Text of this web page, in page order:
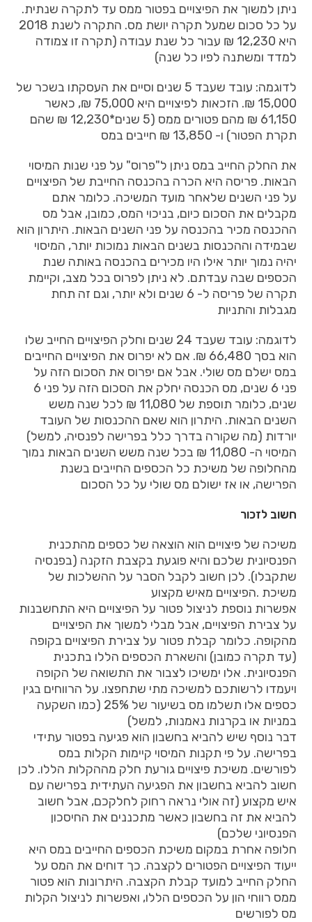
ניתן למשוך את הפיצויים בפטור ממס עד לתקרה שנתית.
על כל סכום שמעל תקרה יושת מס. התקרה לשנת 2018
היא 12,230 ₪ עבור כל שנת עבודה (תקרה זו צמודה
למדד ומשתנה לפיו כל שנה)
לדוגמה: עובד שעבד 5 שנים וסיים את העסקתו בשכר של
15,000 ₪. הזכאות לפיצויים היא 75,000 ₪, כאשר
61,150 ₪ מהם פטורים ממס (5 שנים*12,230 ₪ שהם
תקרת הפטור) ו- 13,850 ₪ חייבים במס
את החלק החייב במס ניתן ל"פרוס" על פני שנות המיסוי
הבאות. פריסה היא הכרה בהכנסה החייבת של הפיצויים
על פני השנים שלאחר מועד המשיכה. כלומר אתם
מקבלים את הסכום כיום, בניכוי המס, כמובן, אבל מס
ההכנסה מכיר בהכנסה על פני השנים הבאות. היתרון הוא
שבמידה וההכנסות בשנים הבאות נמוכות יותר, המיסוי
יהיה נמוך יותר אילו היו מכירים בהכנסה באותה שנת
הכספים שבה עבדתם. לא ניתן לפרוס בכל מצב, וקיימת
תקרה של פריסה ל- 6 שנים ולא יותר, וגם זה תחת
מגבלות והתניות
לדוגמה: עובד שעבד 24 שנים וחלק הפיצויים החייב שלו
הוא בסך 66,480 ₪. אם לא יפרוס את הפיצויים החייבים
במס ישלם מס שולי. אבל אם יפרוס את הסכום הזה על
פני 6 שנים, מס הכנסה יחלק את הסכום הזה על פני 6
שנים, כלומר תוספת של 11,080 ₪ לכל שנה משש
השנים הבאות. היתרון הוא שאם ההכנסות של העובד
יורדות (מה שקורה בדרך כלל בפרישה לפנסיה, למשל)
המיסוי ה- 11,080 ₪ בכל שנה משש השנים הבאות נמוך
מהחלופה של משיכת כל הכספים החייבים בשנת
הפרישה, או אז ישולם מס שולי על כל הסכום
חשוב לזכור
משיכה של פיצויים הוא הוצאה של כספים מהתכנית
הפנסיונית שלכם והיא פוגעת בקצבת הזקנה (בפנסיה
שתקבלו). לכן חשוב לקבל הסבר על ההשלכות של
משיכת .הפיצויים מאיש מקצוע
אפשרות נוספת לניצול פטור על הפיצויים היא התחשבנות
על צבירת הפיצויים, אבל מבלי למשוך את הפיצויים
מהקופה. כלומר קבלת פטור על צבירת הפיצויים בקופה
(עד תקרה כמובן) והשארת הכספים הללו בתכנית
הפנסיונית. אלו ימשיכו לצבור את התשואה של הקופה
ויעמדו לרשותכם למשיכה מתי שתחפצו. על הרווחים בגין
כספים אלו תשלמו מס בשיעור של 25% (כמו השקעה
במניות או בקרנות נאמנות, למשל)
דבר נוסף שיש להביא בחשבון הוא פגיעה בפטור עתידי
בפרישה. על פי תקנות המיסוי קיימות הקלות במס
לפורשים. משיכת פיצויים גורעת חלק מההקלות הללו. לכן
חשוב להביא בחשבון את הפגיעה העתידית בפרישה עם
איש מקצוע (זה אולי נראה רחוק לחלקכם, אבל חשוב
להביא את זה בחשבון כאשר מתכננים את החיסכון
הפנסיוני שלכם)
חלופה אחרת במקום משיכת הכספים החייבים במס היא
ייעוד הפיצויים הפטורים לקצבה. כך דוחים את המס על
החלק החייב למועד קבלת הקצבה. היתרונות הוא פטור
ממס רווחי הון על הכספים הללו, ואפשרות לניצול הקלות
מס לפורשים